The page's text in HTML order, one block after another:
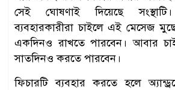
সেই ঘোষণাই দিয়েছে
ব্যবহারকারীরা চাইলে এই মেসেজ
একদিনও রাখতে পারবেন। আবার
সাতদিনও করতে পারবেন।
ফিচারটি ব্যবহার করতে হলে